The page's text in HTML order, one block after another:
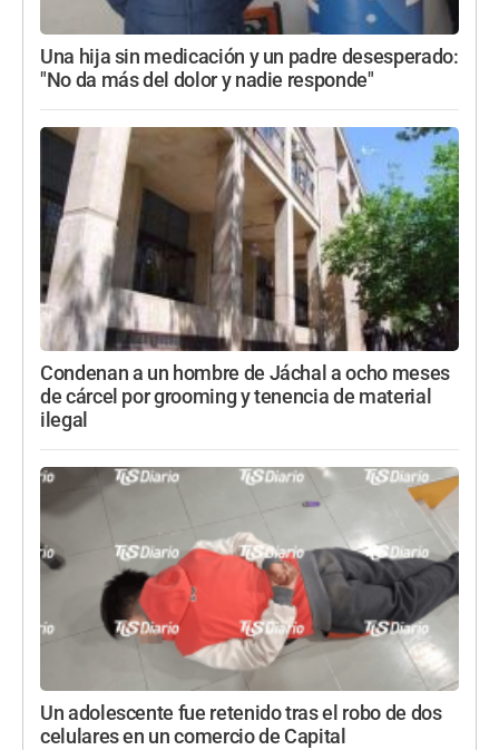
Una hija sin medicación y un padre desesperado:
"No da más del dolor y nadie responde"
Condenan a un hombre de Jáchal a ocho meses
de cárcel por grooming y tenencia de material
ilegal
Un adolescente fue retenido tras el robo de dos
celulares en un comercio de Capital